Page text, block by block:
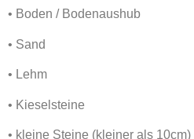
• Boden / Bodenaushub
• Sand
• Lehm
• Kieselsteine
• kleine Steine (kleiner als 10cm)